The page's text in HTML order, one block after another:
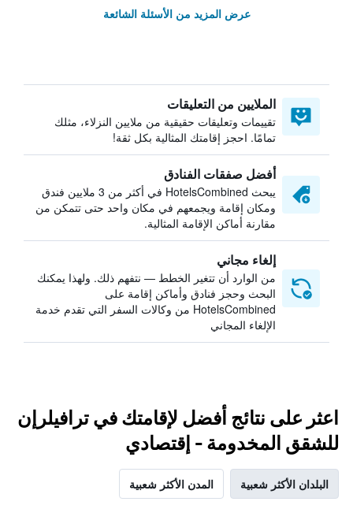
عرض المزيد من الأسئلة الشائعة
الملايين من التعليقات
تقييمات وتعليقات حقيقية من ملايين النزلاء، مثلك
تمامًا. احجز إقامتك المثالية بكل ثقة!
أفضل صفقات الفنادق
يبحث HotelsCombined في أكثر من 3 ملايين فندق
ومكان إقامة ويجمعهم في مكان واحد حتى تتمكن من
مقارنة أماكن الإقامة المثالية.
إلغاء مجاني
من الوارد أن تتغير الخطط — نتفهم ذلك. ولهذا يمكنك
البحث وحجز فنادق وأماكن إقامة على
HotelsCombined من وكالات السفر التي تقدم خدمة
الإلغاء المجاني
اعثر على نتائج أفضل لإقامتك في ترافيلرإن
للشقق المخدومة - إقتصادي
البلدان الأكثر شعبية المدن الأكثر شعبية